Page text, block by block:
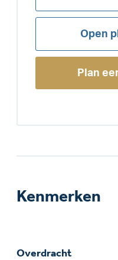
Open
Plan
Kenmerken
Overdracht